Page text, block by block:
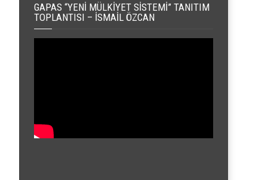
GAPAS “YENI MÜLKIYET SISTEMI” TANITIM
TOPLANTISI – İSMAIL ÖZCAN